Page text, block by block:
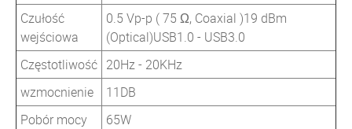
Czułość
wejściowa
0.5 Vp-p ( 75 Ω, Coaxial )19 dBm
(Optical)USB1.0 - USB3.0
Częstotliwość 20Hz - 20KHz
wzmocnienie
11DB
Pobór mocy
65W